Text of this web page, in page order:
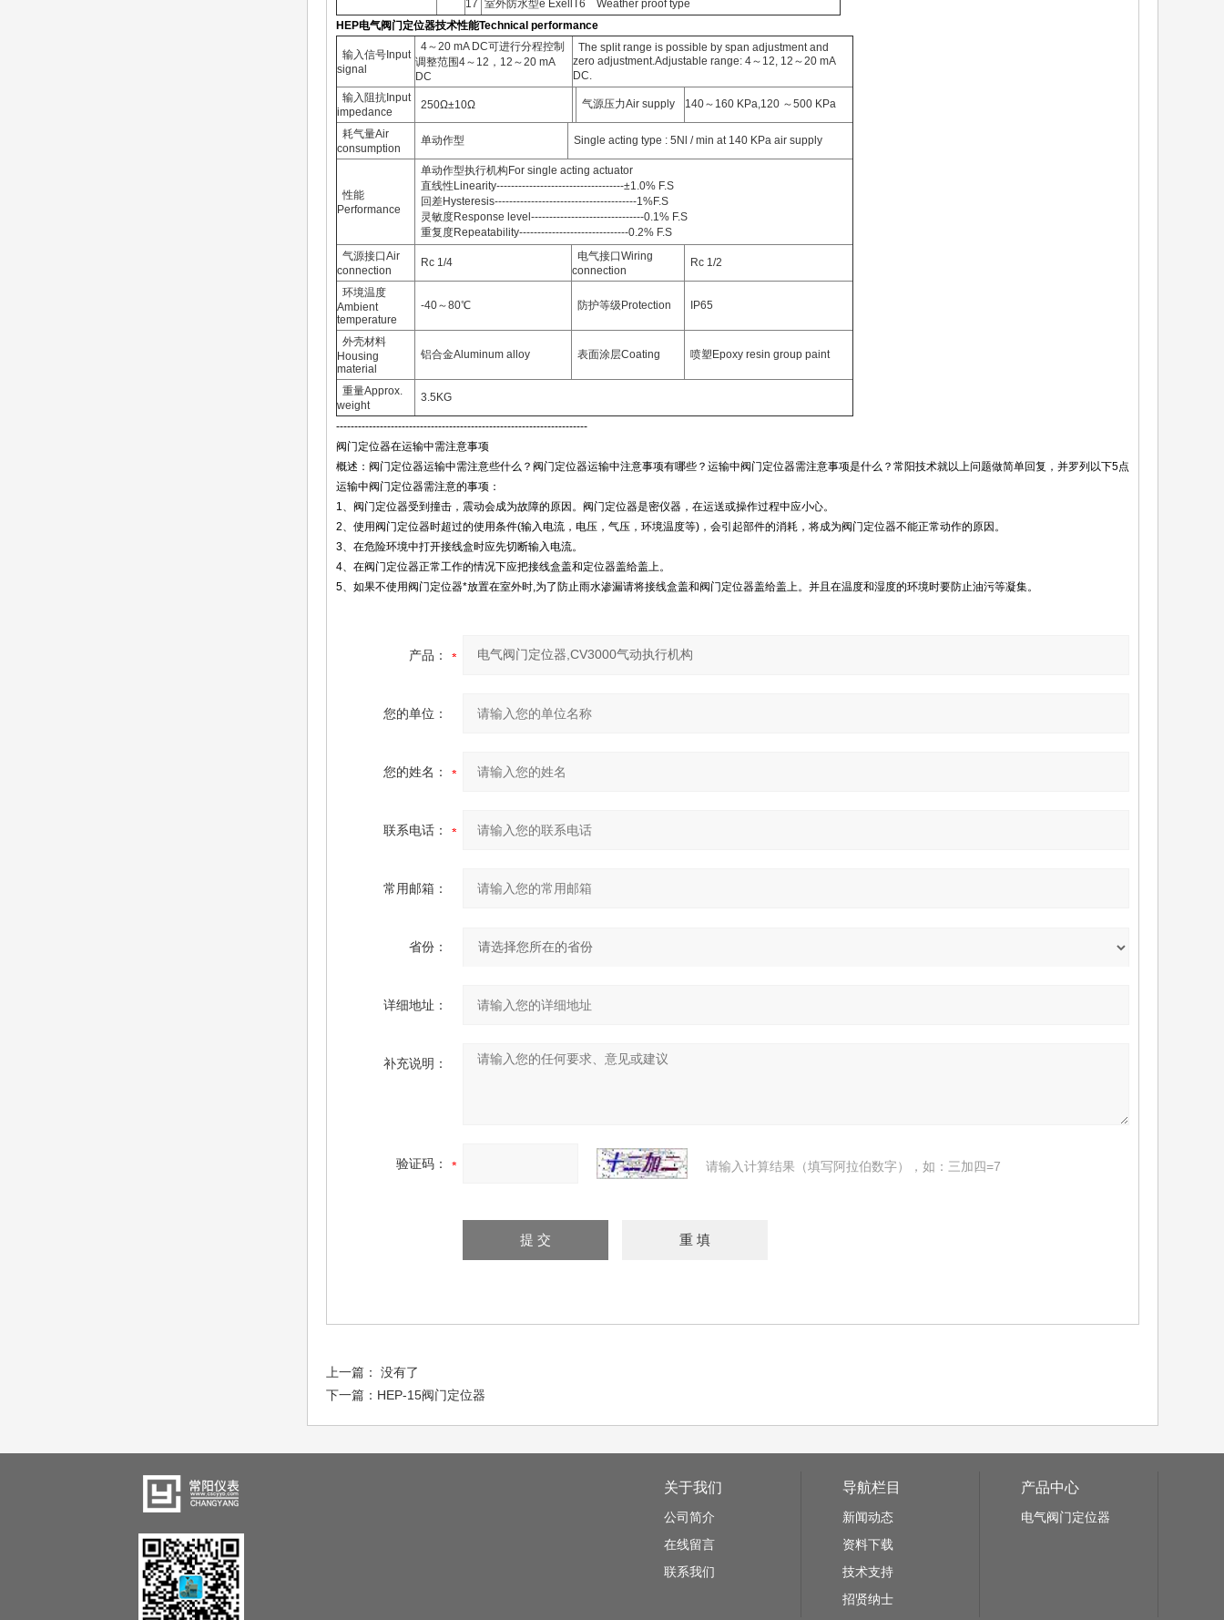
17 室外防水型e ExellT6 Weather proof type
HEP电气阀门定位器技术性能Technical performance
输入信号Input
signal
4～20 mA DC可进行分程控制
调整范围4～12，12～20 mA
DC
The split range is possible by span adjustment and
zero adjustment.Adjustable range: 4～12, 12～20 mA
DC.
输入阻抗Input
impedance
250Ω±10Ω 气源压力Air supply 140～160 KPa,120 ～500 KPa
耗气量Air
consumption
单动作型 Single acting type : 5Nl / min at 140 KPa air supply
性能
Performance
单动作型执行机构For single acting actuator
直线性Linearity-----------------------------------±1.0% F.S
回差Hysteresis---------------------------------------1%F.S
灵敏度Response level-------------------------------0.1% F.S
重复度Repeatability------------------------------0.2% F.S
气源接口Air
connection
Rc 1/4
电气接口Wiring
connection
Rc 1/2
环境温度
Ambient
temperature
-40～80℃ 防护等级Protection IP65
外壳材料
Housing
material
铝合金Aluminum alloy 表面涂层Coating 喷塑Epoxy resin group paint
重量Approx.
weight
3.5KG
---------------------------------------------------------------------
阀门定位器在运输中需注意事项
概述：阀门定位器运输中需注意些什么？阀门定位器运输中注意事项有哪些？运输中阀门定位器需注意事项是什么？常阳技术就以上问题做简单回复，并罗列以下5点
运输中阀门定位器需注意的事项：
1、阀门定位器受到撞击，震动会成为故障的原因。阀门定位器是密仪器，在运送或操作过程中应小心。
2、使用阀门定位器时超过的使用条件(输入电流，电压，气压，环境温度等)，会引起部件的消耗，将成为阀门定位器不能正常动作的原因。
3、在危险环境中打开接线盒时应先切断输入电流。
4、在阀门定位器正常工作的情况下应把接线盒盖和定位器盖给盖上。
5、如果不使用阀门定位器*放置在室外时,为了防止雨水渗漏请将接线盒盖和阀门定位器盖给盖上。并且在温度和湿度的环境时要防止油污等凝集。
产品：
您的单位：
您的姓名：
联系电话：
常用邮箱：
省份：
详细地址：
补充说明：
验证码： 请输入计算结果（填写阿拉伯数字），如：三加四=7
上一篇： 没有了
下一篇： HEP-15阀门定位器
关于我们
公司简介
在线留言
联系我们
导航栏目
新闻动态
资料下载
技术支持
招贤纳士
产品中心
电气阀门定位器